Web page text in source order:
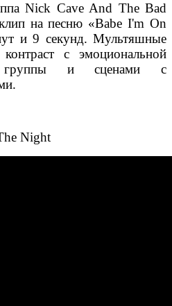
Nick Cave And The Bad
на песню «Babe I'm On
и 9 секунд. Мультяшные
с эмоциональной
группы и сценами с
Night